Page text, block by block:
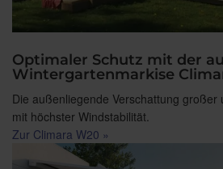
Optimaler Schutz mit der
Wintergartenmarkise
Die außenliegende Verschattung großer
mit höchster Windstabilität.
Zur Climara W20 »